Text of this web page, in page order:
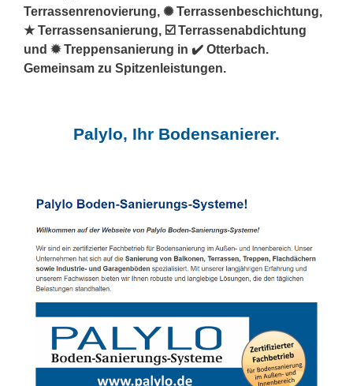
Terrassenrenovierung, ✺ Terrassenbeschichtung,
★ Terrassensanierung, ☑️ Terrassenabdichtung
und ✹ Treppensanierung in ✔️ Otterbach.
Gemeinsam zu Spitzenleistungen.
Palylo, Ihr Bodensanierer.